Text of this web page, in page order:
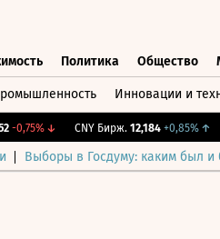
Политика Общество
Инновации и
-0,75%↓ CNY Бирж. 12,184 +0,85%↑
Выборы в Госдуму: каким был и